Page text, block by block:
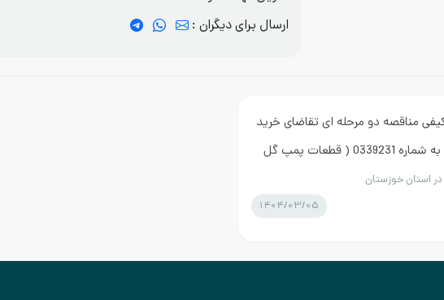
ارسال برای دیگران :
مناقصه دو مرحله ای تقاضای خرید
عمده اقلام ساخت داخل به شماره 0339231 ( قطعات پمپ گل
استان خوزستان
1404/03/05